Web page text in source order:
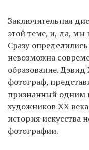
Заключительная
этой теме, и, да, мы
Сразу
невозможна
образование.
фотограф,
признанный одним
художников ХХ
история искусства
фотографии.